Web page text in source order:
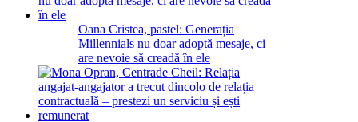
Oana Cristea, pastel: Generația
Millennials nu doar adoptă mesaje, ci
are nevoie să creadă în ele